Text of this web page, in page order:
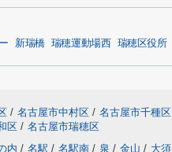
新瑞橋 瑞穂運動場西 瑞穂区役所
/ 名古屋市中村区 / 名古屋市千種区
区 / 名古屋市瑞穂区
内 / 名駅 / 名駅南 / 泉 / 金山 / 大須